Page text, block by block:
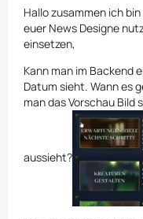
Hallo zusammen ich
euer News Designe
einsetzen,
Kann man im Backend
Datum sieht. Wann es
man das Vorschau Bild
aussieht?